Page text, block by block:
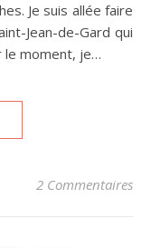
Je suis allée faire
Jean-de-Gard qui
le moment, je…
2 Commentaires